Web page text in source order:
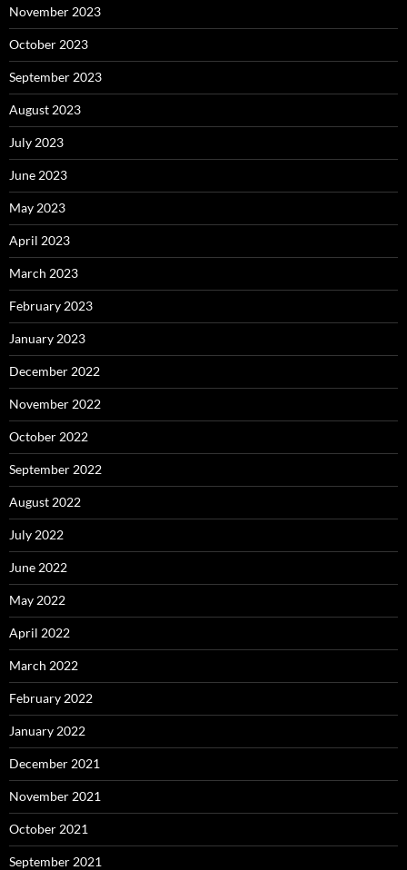
November 2023
October 2023
September 2023
August 2023
July 2023
June 2023
May 2023
April 2023
March 2023
February 2023
January 2023
December 2022
November 2022
October 2022
September 2022
August 2022
July 2022
June 2022
May 2022
April 2022
March 2022
February 2022
January 2022
December 2021
November 2021
October 2021
September 2021